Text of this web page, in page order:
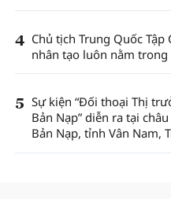
4 Chủ tịch Trung Quốc
nhân tạo luôn nằm
5 Sự kiện “Đối thoại Thị
Bản Nạp” diễn ra tại
Bản Nạp, tỉnh Vân Nam,